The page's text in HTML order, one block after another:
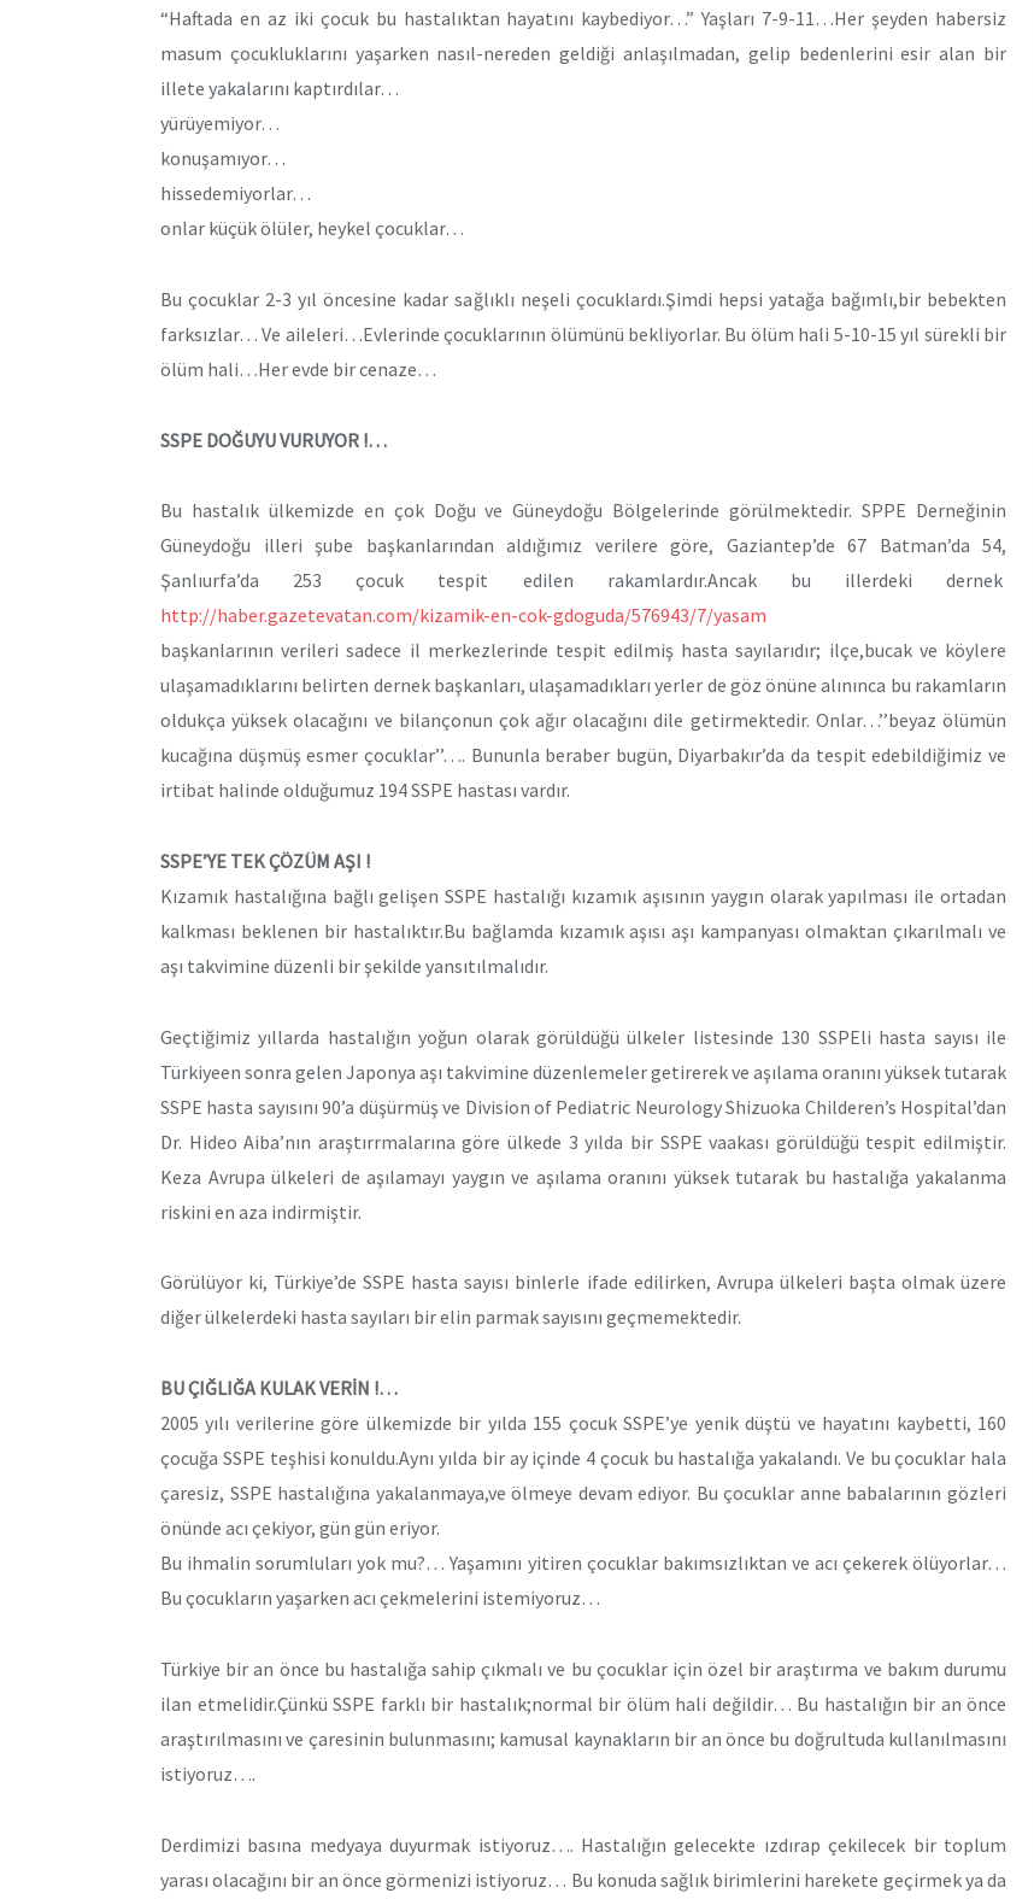
“Haftada en az iki çocuk bu hastalıktan hayatını kaybediyor…” Yaşları 7-9-11…Her şeyden habersiz
masum çocukluklarını yaşarken nasıl-nereden geldiği anlaşılmadan, gelip bedenlerini esir alan bir
illete yakalarını kaptırdılar…
yürüyemiyor…
konuşamıyor…
hissedemiyorlar…
onlar küçük ölüler, heykel çocuklar…
Bu çocuklar 2-3 yıl öncesine kadar sağlıklı neşeli çocuklardı.Şimdi hepsi yatağa bağımlı,bir bebekten
farksızlar… Ve aileleri…Evlerinde çocuklarının ölümünü bekliyorlar. Bu ölüm hali 5-10-15 yıl sürekli bir
ölüm hali…Her evde bir cenaze…
SSPE DOĞUYU VURUYOR !…
Bu hastalık ülkemizde en çok Doğu ve Güneydoğu Bölgelerinde görülmektedir. SPPE Derneğinin
Güneydoğu illeri şube başkanlarından aldığımız verilere göre, Gaziantep’de 67 Batman’da 54,
Şanlıurfa’da 253 çocuk tespit edilen rakamlardır.Ancak bu illerdeki dernek
http://haber.gazetevatan.com/kizamik-en-cok-gdoguda/576943/7/yasam
başkanlarının verileri sadece il merkezlerinde tespit edilmiş hasta sayılarıdır; ilçe,bucak ve köylere
ulaşamadıklarını belirten dernek başkanları, ulaşamadıkları yerler de göz önüne alınınca bu rakamların
oldukça yüksek olacağını ve bilançonun çok ağır olacağını dile getirmektedir. Onlar…’’beyaz ölümün
kucağına düşmüş esmer çocuklar’’…. Bununla beraber bugün, Diyarbakır’da da tespit edebildiğimiz ve
irtibat halinde olduğumuz 194 SSPE hastası vardır.
SSPE’YE TEK ÇÖZÜM AŞI !
Kızamık hastalığına bağlı gelişen SSPE hastalığı kızamık aşısının yaygın olarak yapılması ile ortadan
kalkması beklenen bir hastalıktır.Bu bağlamda kızamık aşısı aşı kampanyası olmaktan çıkarılmalı ve
aşı takvimine düzenli bir şekilde yansıtılmalıdır.
Geçtiğimiz yıllarda hastalığın yoğun olarak görüldüğü ülkeler listesinde 130 SSPEli hasta sayısı ile
Türkiyeen sonra gelen Japonya aşı takvimine düzenlemeler getirerek ve aşılama oranını yüksek tutarak
SSPE hasta sayısını 90’a düşürmüş ve Division of Pediatric Neurology Shizuoka Childeren’s Hospital’dan
Dr. Hideo Aiba’nın araştırrmalarına göre ülkede 3 yılda bir SSPE vaakası görüldüğü tespit edilmiştir.
Keza Avrupa ülkeleri de aşılamayı yaygın ve aşılama oranını yüksek tutarak bu hastalığa yakalanma
riskini en aza indirmiştir.
Görülüyor ki, Türkiye’de SSPE hasta sayısı binlerle ifade edilirken, Avrupa ülkeleri başta olmak üzere
diğer ülkelerdeki hasta sayıları bir elin parmak sayısını geçmemektedir.
BU ÇIĞLIĞA KULAK VERİN !…
2005 yılı verilerine göre ülkemizde bir yılda 155 çocuk SSPE’ye yenik düştü ve hayatını kaybetti, 160
çocuğa SSPE teşhisi konuldu.Aynı yılda bir ay içinde 4 çocuk bu hastalığa yakalandı. Ve bu çocuklar hala
çaresiz, SSPE hastalığına yakalanmaya,ve ölmeye devam ediyor. Bu çocuklar anne babalarının gözleri
önünde acı çekiyor, gün gün eriyor.
Bu ihmalin sorumluları yok mu?… Yaşamını yitiren çocuklar bakımsızlıktan ve acı çekerek ölüyorlar…
Bu çocukların yaşarken acı çekmelerini istemiyoruz…
Türkiye bir an önce bu hastalığa sahip çıkmalı ve bu çocuklar için özel bir araştırma ve bakım durumu
ilan etmelidir.Çünkü SSPE farklı bir hastalık;normal bir ölüm hali değildir… Bu hastalığın bir an önce
araştırılmasını ve çaresinin bulunmasını; kamusal kaynakların bir an önce bu doğrultuda kullanılmasını
istiyoruz….
Derdimizi basına medyaya duyurmak istiyoruz…. Hastalığın gelecekte ızdırap çekilecek bir toplum
yarası olacağını bir an önce görmenizi istiyoruz… Bu konuda sağlık birimlerini harekete geçirmek ya da